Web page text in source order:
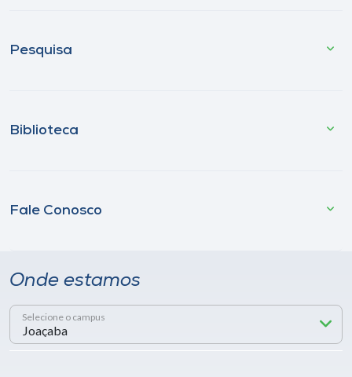
Pesquisa
Biblioteca
Fale Conosco
Onde estamos
Selecione o campus